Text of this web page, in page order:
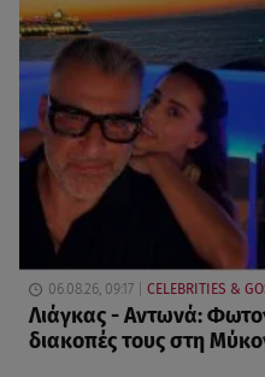
06.08.26, 09:17 CELEBRITIES &
Λιάγκας - Αντωνά:
διακοπές τους στη